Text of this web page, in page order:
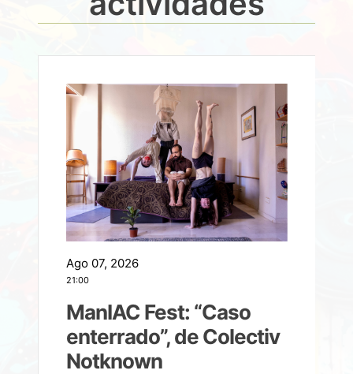
Ago 07, 2026
21:00
ManIAC Fest: “Caso
enterrado”, de Colectiv
Notknown